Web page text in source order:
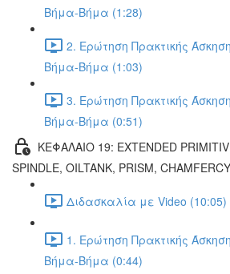
Βήμα-Βήμα (1:28)
2. Ερώτηση Πρακτικής
Βήμα-Βήμα (1:03)
3. Ερώτηση Πρακτικής
Βήμα-Βήμα (0:51)
ΚΕΦΑΛΑΙΟ 19: EXTENDED
SPINDLE, OILTANK, PRISM,
Διδασκαλία με Video (10:05)
1. Ερώτηση Πρακτικής
Βήμα-Βήμα (0:44)